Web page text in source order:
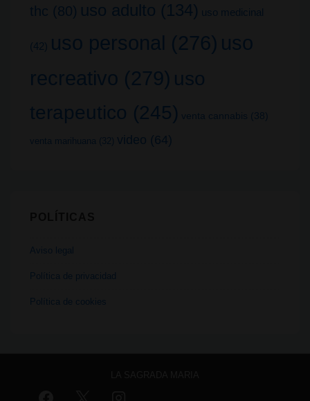
thc (80) uso adulto (134) uso medicinal
(42) uso personal (276) uso
recreativo (279) uso
terapeutico (245) venta cannabis (38)
venta marihuana (32) video (64)
Aviso legal
Política de privacidad
Política de cookies